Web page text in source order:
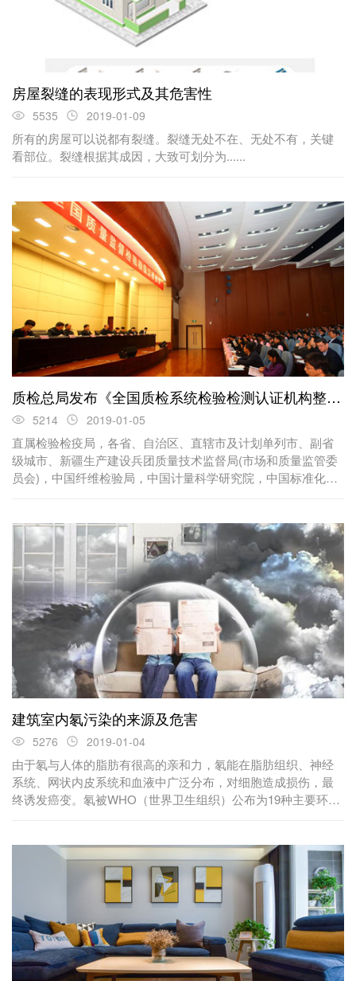
房屋裂缝的表现形式及其危害性
5535 2019-01-09
所有的房屋可以说都有裂缝。裂缝无处不在、无处不有，关键
看部位。裂缝根据其成因，大致可划分为......
质检总局发布《全国质检系统检验检测认证机构整合
指导意见》全文
5214 2019-01-05
直属检验检疫局，各省、自治区、直辖市及计划单列市、副省
级城市、新疆生产建设兵团质量技术监督局(市场和质量监管委
员会)，中国纤维检验局，中国计量科学研究院，中国标准化研
建筑室内氡污染的来源及危害
5276 2019-01-04
由于氡与人体的脂肪有很高的亲和力，氡能在脂肪组织、神经
系统、网状内皮系统和血液中广泛分布，对细胞造成损伤，最
终诱发癌变。氡被WHO（世界卫生组织）公布为19种主要环境